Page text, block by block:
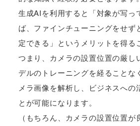
生成AIを利用すると「対象が写っ
ば、ファインチューニングをせず
定できる」というメリットを得る
つまり、カメラの設置位置の厳し
デルのトレーニングを経ることな
メラ画像を解析し、ビジネスへの
とが可能になります。
（もちろん、カメラの設置位置が